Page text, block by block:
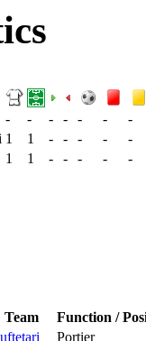
- - - - - -
-
1 1 - - - -
-
1 1 - - - - -
Team
Function /
Portier